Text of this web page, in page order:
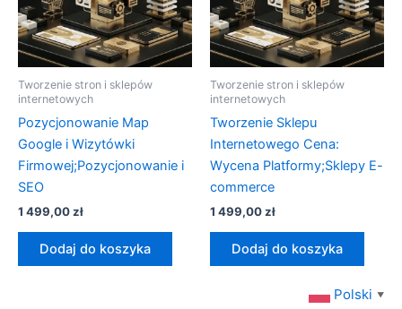
Tworzenie stron i sklepów
internetowych
Pozycjonowanie Map
Google i Wizytówki
Firmowej;Pozycjonowanie i
SEO
1 499,00zł
Dodaj do koszyka
Tworzenie stron i sklepów
internetowych
Tworzenie Sklepu
Internetowego Cena:
Wycena Platformy;Sklepy E-
commerce
1 499,00zł
Dodaj do koszyka
Polski ▼